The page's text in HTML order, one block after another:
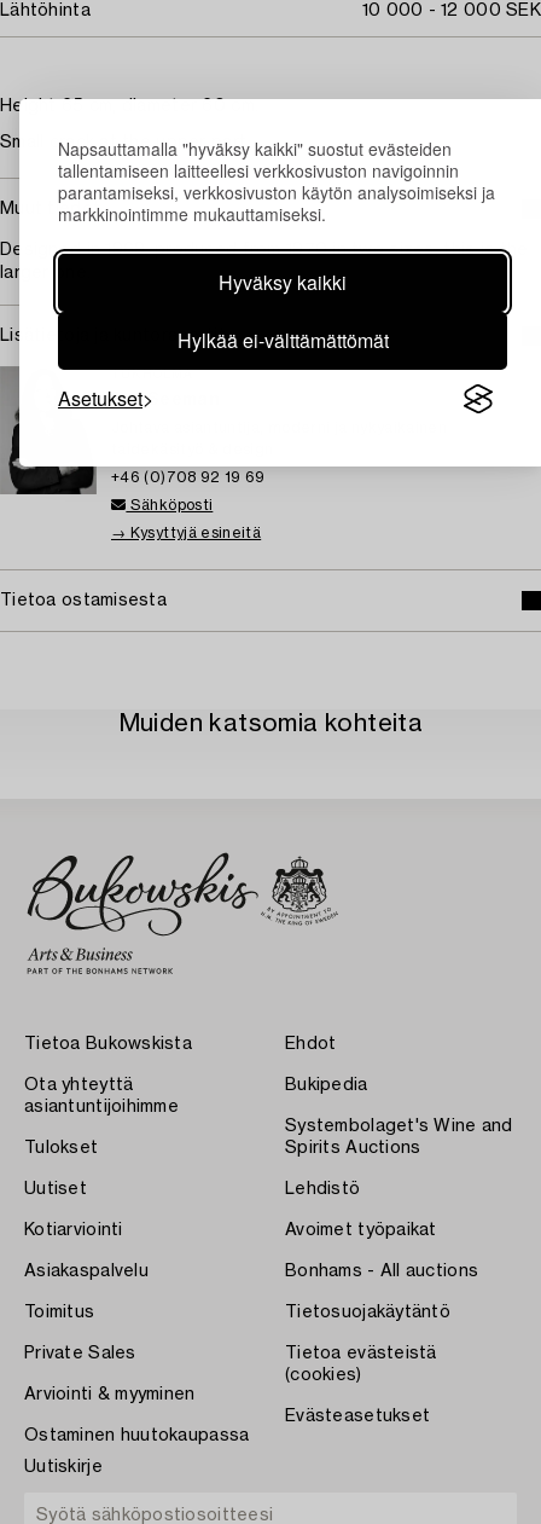
Napsauttamalla "hyväksy kaikki" suostut evästeiden
tallentamiseen laitteellesi verkkosivuston navigoinnin
parantamiseksi, verkkosivuston käytön analysoimiseksi ja
markkinointimme mukauttamiseksi.
Hyväksy kaikki
Hylkää ei-välttämättömät
Asetukset
Lähtöhinta 10 000 - 12 000 SEK
Height 65 cm, diameter 60 cm.
Small crack at the upper part.
Muut tiedot
Designed in 1969, produced from 1970 in two sizes, this is the
larger one.
Lisätietoja ja kuntoraportit
Eva Seeman
+46 (0)708 92 19 69
Sähköposti
→ Kysyttyjä esineitä
Tietoa ostamisesta
Muiden katsomia kohteita
Tietoa Bukowskista
Ota yhteyttä
asiantuntijoihimme
Tulokset
Uutiset
Kotiarviointi
Asiakaspalvelu
Toimitus
Private Sales
Arviointi & myyminen
Ostaminen huutokaupassa
Ehdot
Bukipedia
Systembolaget's Wine and
Spirits Auctions
Lehdistö
Avoimet työpaikat
Bonhams - All auctions
Tietosuojakäytäntö
Tietoa evästeistä
(cookies)
Evästeasetukset
Uutiskirje